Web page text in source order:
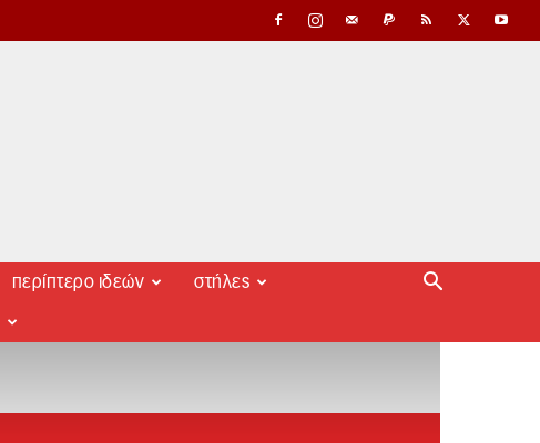
περίπτερο ιδεών στήλες